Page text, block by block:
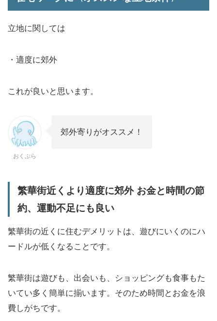
立地に関しては
・適度に郊外
これが良いと思います。
おくぷら
郊外寄りがオススメ！
繁華街近くより適度に郊外 お金と時間の節
約、運動不足にも良い
繁華街の近くに住むデメリットは、遊びにいくのにハ
ードルが低くなることです。
繁華街は遊びも、出会いも、ショッピングも食事もた
いてい多く簡単に揃います。そのため時間とお金を浪
費しがちです。